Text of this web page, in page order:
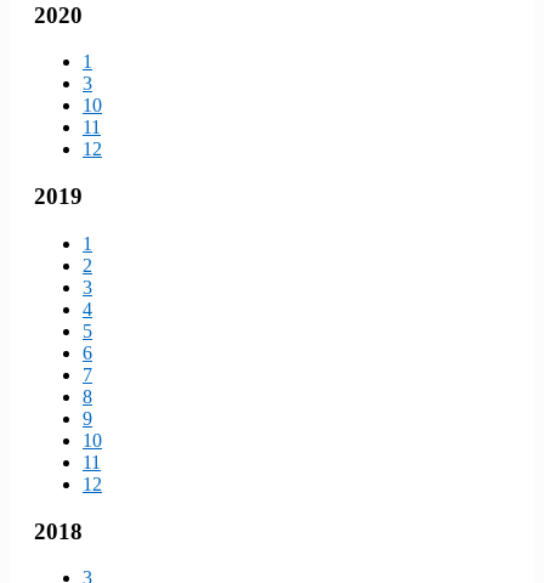
2020
1
3
10
11
12
2019
1
2
3
4
5
6
7
8
9
10
11
12
2018
3